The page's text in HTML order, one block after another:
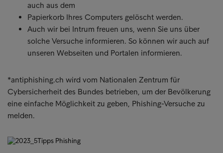
auch aus dem
Papierkorb Ihres Computers gelöscht werden.
Auch wir bei Intrum freuen uns, wenn Sie uns über
solche Versuche informieren. So können wir auch auf
unseren Webseiten und Portalen informieren.
*antiphishing.ch wird vom Nationalen Zentrum für
Cybersicherheit des Bundes betrieben, um der Bevölkerung
eine einfache Möglichkeit zu geben, Phishing-Versuche zu
melden.